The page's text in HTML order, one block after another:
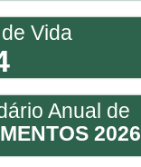
Vida
Anual de
2026